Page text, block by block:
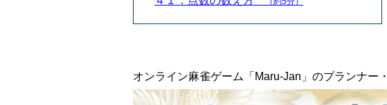
オンライン麻雀ゲーム「Maru-Jan」のプランナー